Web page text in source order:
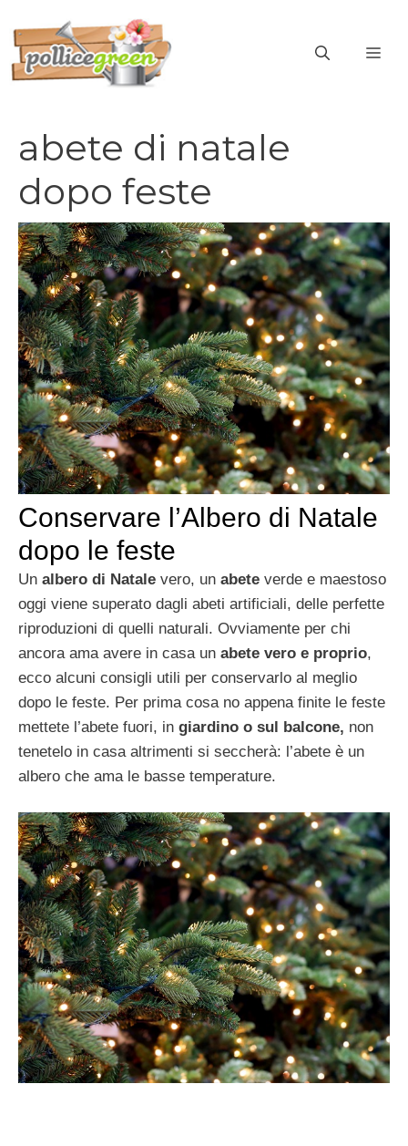
contenuto
abete di natale
dopo feste
Conservare l’Albero di Natale
dopo le feste
Un albero di Natale vero, un abete verde e maestoso
oggi viene superato dagli abeti artificiali, delle perfette
riproduzioni di quelli naturali. Ovviamente per chi
ancora ama avere in casa un abete vero e proprio,
ecco alcuni consigli utili per conservarlo al meglio
dopo le feste. Per prima cosa no appena finite le feste
mettete l’abete fuori, in giardino o sul balcone, non
tenetelo in casa altrimenti si seccherà: l’abete è un
albero che ama le basse temperature.